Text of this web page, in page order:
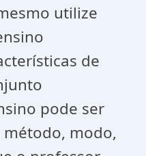
utilize
de
pode ser
modo,